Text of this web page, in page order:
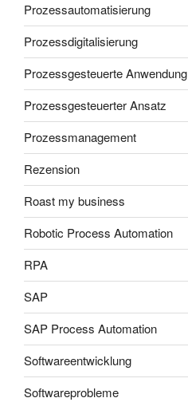
Prozessautomatisierung
Prozessdigitalisierung
Prozessgesteuerte Anwendung
Prozessgesteuerter Ansatz
Prozessmanagement
Rezension
Roast my business
Robotic Process Automation
RPA
SAP
SAP Process Automation
Softwareentwicklung
Softwareprobleme